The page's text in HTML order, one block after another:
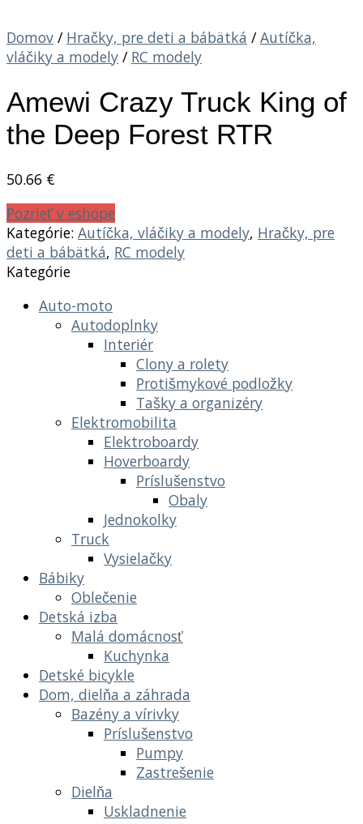
Domov / Hračky, pre deti a bábätká / Autíčka,
vláčiky a modely / RC modely
Amewi Crazy Truck King of
the Deep Forest RTR
50.66 €
Pozrieť v eshope
Kategórie: Autíčka, vláčiky a modely, Hračky, pre
deti a bábätká, RC modely
Kategórie
Auto-moto
Autodoplnky
Interiér
Clony a rolety
Protišmykové podložky
Tašky a organizéry
Elektromobilita
Elektroboardy
Hoverboardy
Príslušenstvo
Obaly
Jednokolky
Truck
Vysielačky
Bábiky
Oblečenie
Detská izba
Malá domácnosť
Kuchynka
Detské bicykle
Dom, dielňa a záhrada
Bazény a vírivky
Príslušenstvo
Pumpy
Zastrešenie
Dielňa
Uskladnenie